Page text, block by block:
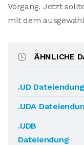
Vorgang. Jetzt
mit dem
ÄHNLICHE
.UD Dateiendung
.UDA
.UDB
Dateiendung